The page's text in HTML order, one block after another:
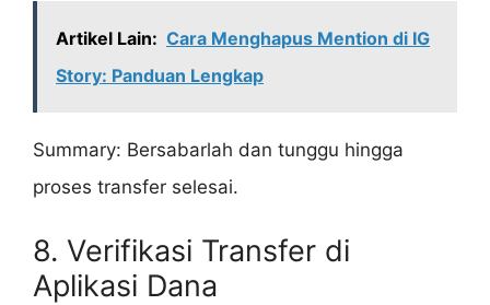
Artikel Lain: Cara Menghapus Mention di IG
Story: Panduan Lengkap
Summary: Bersabarlah dan tunggu hingga
proses transfer selesai.
8. Verifikasi Transfer di
Aplikasi Dana